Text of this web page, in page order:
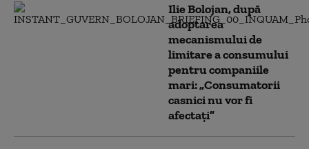
Ilie Bolojan, după
adoptarea
mecanismului de
limitare a consumului
pentru companiile
mari: „Consumatorii
casnici nu vor fi
afectați”